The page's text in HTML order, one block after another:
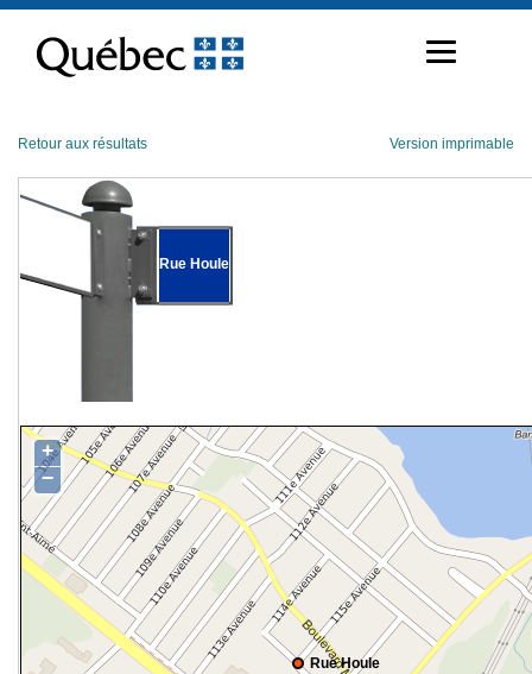
contenu
Retour aux résultats Version imprimable
Rue Houle
Rue Houle
+
−